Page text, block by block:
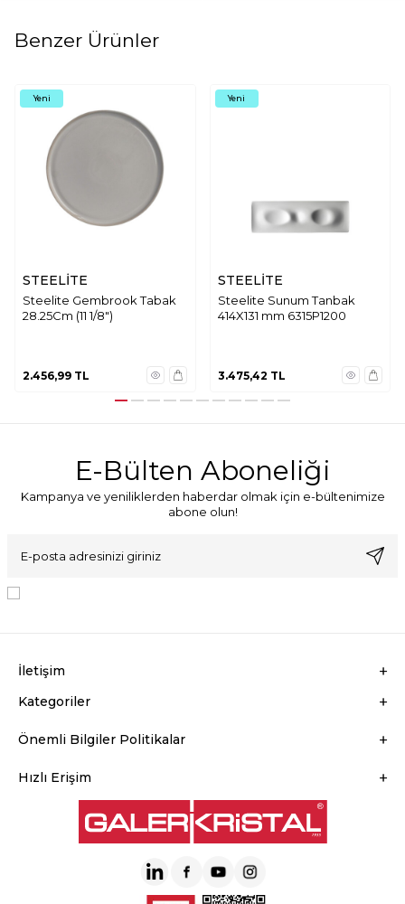
Benzer Ürünler
Yeni
STEELİTE
Steelite Gembrook Tabak
28.25Cm (11 1/8")
2.456,99 TL
Yeni
STEELİTE
Steelite Sunum Tanbak
414X131 mm 6315P1200
3.475,42 TL
E-Bülten Aboneliği
Kampanya ve yeniliklerden haberdar olmak için e-bültenimize
abone olun!
İletişim
Kategoriler
Önemli Bilgiler Politikalar
Hızlı Erişim